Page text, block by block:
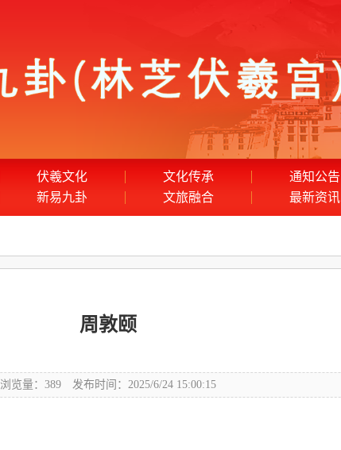
伏羲文化 文化传承 通知公告
新易九卦 文旅融合 最新资讯
周敦颐
浏览量：389 发布时间：2025/6/24 15:00:15